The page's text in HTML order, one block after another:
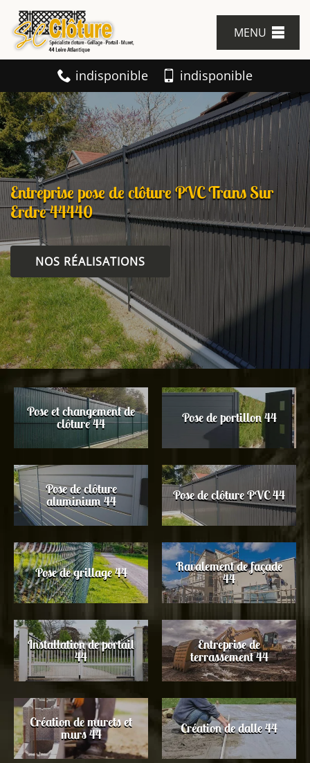
MENU
indisponible indisponible
Entreprise pose de clôture PVC Trans Sur
Erdre 44440
NOS RÉALISATIONS
Pose et changement de
clôture 44 Pose de portillon 44
Pose de clôture
aluminium 44 Pose de clôture PVC 44
Pose de grillage 44 Ravalement de façade
44
Installation de portail
44
Entreprise de
terrassement 44
Création de murets et
murs 44 Création de dalle 44